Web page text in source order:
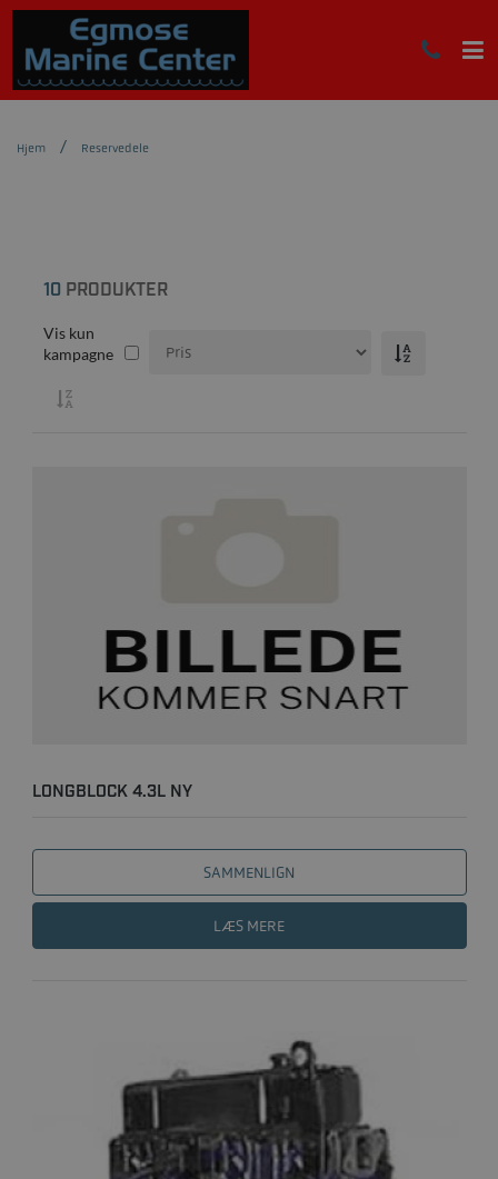
Hjem Reservedele
10 PRODUKTER
Vis kun
kampagne
LONGBLOCK 4.3L NY
SAMMENLIGN
LÆS MERE